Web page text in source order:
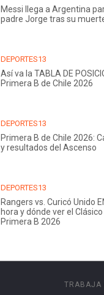
Messi llega a Argentina
padre Jorge tras su
DEPORTES13
Así va la TABLA DE
Primera B de Chile 2026
DEPORTES13
Primera B de Chile 2026:
y resultados del Ascenso
DEPORTES13
Rangers vs. Curicó Unido
hora y dónde ver el
Primera B 2026
TRABAJA